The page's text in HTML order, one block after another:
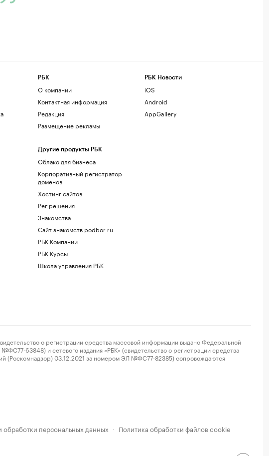
РБК
О компании
Контактная информация
Редакция
Размещение рекламы
Другие продукты РБК
Облако для бизнеса
Корпоративный регистратор
доменов
Хостинг сайтов
Рег.решения
Знакомства
Сайт знакомств podbor.ru
РБК Компании
РБК Курсы
Школа управления РБК
РБК Новости
iOS
Android
AppGallery
о регистрации средства массовой информации выдано Федеральной
63848) и сетевого издания «РБК» (свидетельство о регистрации средства
(Роскомнадзор) 03.12.2021 за номером ЭЛ №ФС77-82385) сопровождаются
персональных данных · Политика обработки файлов cookie